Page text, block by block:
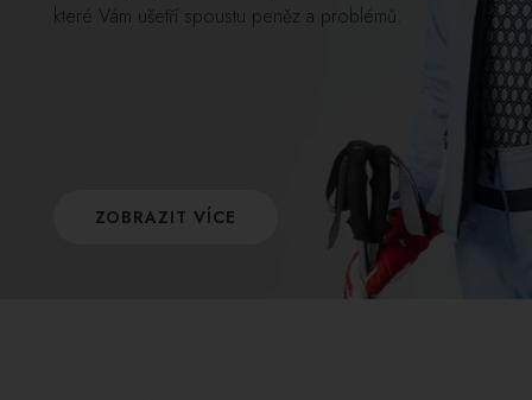
které Vám ušetří spoustu peněz a problémů.
ZOBRAZIT VÍCE